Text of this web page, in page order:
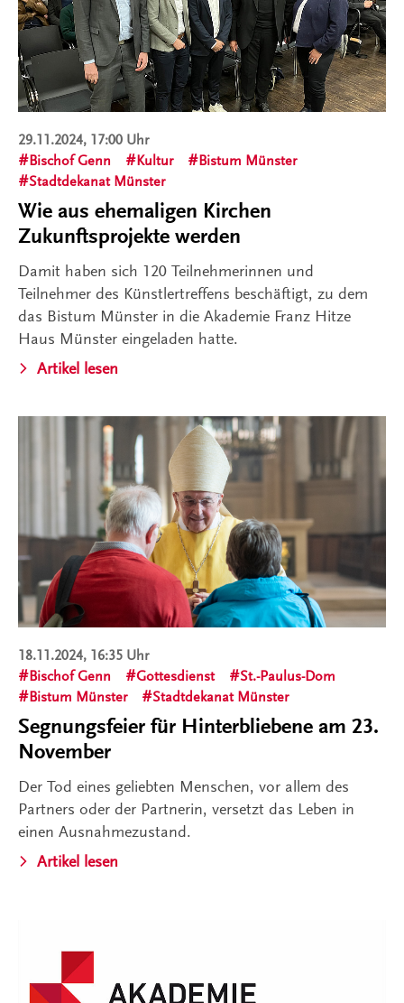
29.11.2024, 17:00 Uhr
Bischof Genn
Kultur
Bistum Münster
Stadtdekanat Münster
Wie aus ehemaligen Kirchen
Zukunftsprojekte werden
Damit haben sich 120 Teilnehmerinnen und
Teilnehmer des Künstlertreffens beschäftigt, zu dem
das Bistum Münster in die Akademie Franz Hitze
Haus Münster eingeladen hatte.
Artikel lesen
18.11.2024, 16:35 Uhr
Bischof Genn
Gottesdienst
St.-Paulus-Dom
Bistum Münster
Stadtdekanat Münster
Segnungsfeier für Hinterbliebene am 23.
November
Der Tod eines geliebten Menschen, vor allem des
Partners oder der Partnerin, versetzt das Leben in
einen Ausnahmezustand.
Artikel lesen